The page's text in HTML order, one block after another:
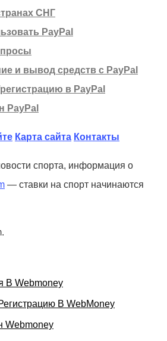
СНГ
PayPal
и вывод средств с PayPal
в PayPal
PayPal
Карта сайта Контакты
спорта, информация о
— ставки на спорт начинаются
В Webmoney
В WebMoney
Webmoney